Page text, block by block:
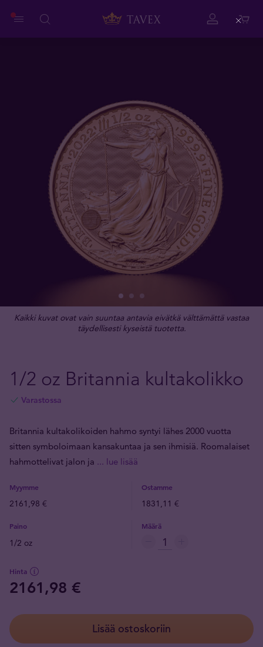
Kaikki kuvat ovat vain suuntaa antavia eivätkä välttämättä vastaa
täydellisesti kyseistä tuotetta.
1/2 oz Britannia kultakolikko
Varastossa
Britannia kultakolikoiden hahmo syntyi lähes 2000 vuotta
sitten symboloimaan kansakuntaa ja sen ihmisiä. Roomalaiset
hahmottelivat jalon ja ... lue lisää
Myymme Ostamme
2161,98 € 1831,11 €
Paino
1/2 oz
Määrä
Hinta
2161,98 €
Lisää ostoskoriin
Close